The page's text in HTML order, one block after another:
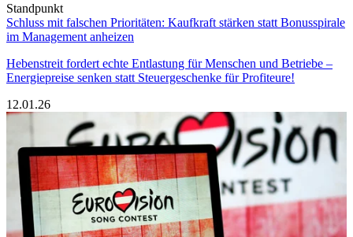
Standpunkt
Schluss mit falschen Prioritäten: Kaufkraft stärken statt Bonusspirale
im Management anheizen
Hebenstreit fordert echte Entlastung für Menschen und Betriebe –
Energiepreise senken statt Steuergeschenke für Profiteure!
12.01.26